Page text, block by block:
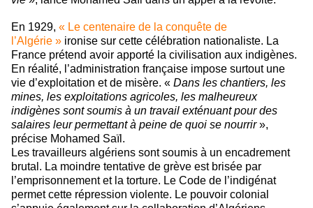
En 1929, « Le centenaire de la conquête de
l’Algérie » ironise sur cette célébration nationaliste. La
France prétend avoir apporté la civilisation aux indigènes.
En réalité, l’administration française impose surtout une
vie d’exploitation et de misère. « Dans les chantiers, les
mines, les exploitations agricoles, les malheureux
indigènes sont soumis à un travail exténuant pour des
salaires leur permettant à peine de quoi se nourrir»,
précise Mohamed Saïl.
Les travailleurs algériens sont soumis à un encadrement
brutal. La moindre tentative de grève est brisée par
l’emprisonnement et la torture. Le Code de l’indigénat
permet cette répression violente. Le pouvoir colonial